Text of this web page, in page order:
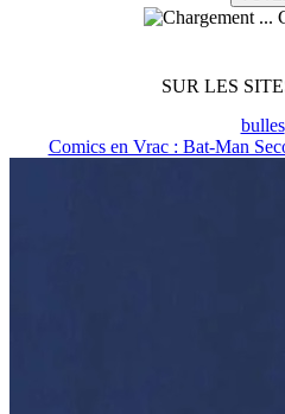
SUR LES
bulles
Comics en Vrac : Bat-Man